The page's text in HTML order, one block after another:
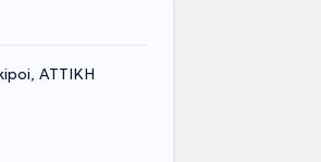
ΑΤΤΙΚΗ